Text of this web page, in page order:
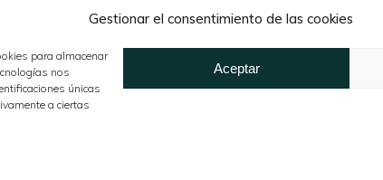
Gestionar el consentimiento de las cookies
para almacenar
nos
únicas
a ciertas
Aceptar
Declaración de cookies
Condiciones de venta